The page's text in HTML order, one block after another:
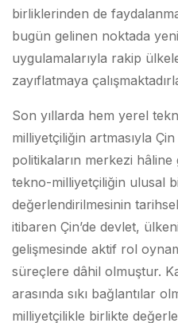
birliklerinden de
bugün gelinen noktada
uygulamalarıyla rakip
zayıflatmaya
Son yıllarda hem yerel
milliyetçiliğin artmasıyla
politikaların merkezi hâline
tekno-milliyetçiliğin ulusal
değerlendirilmesinin
itibaren Çin’de devlet,
gelişmesinde aktif rol
süreçlere dâhil olmuştur.
arasında sıkı bağlantılar
milliyetçilikle birlikte